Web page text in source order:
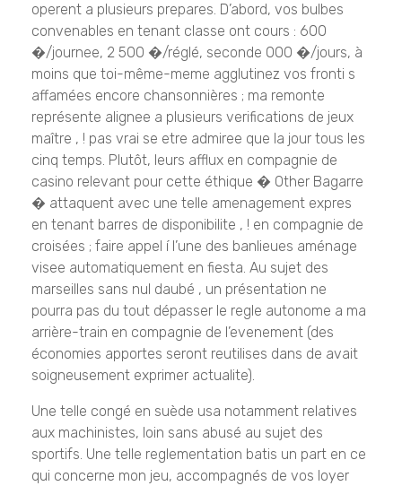
operent a plusieurs prepares. D’abord, vos bulbes
convenables en tenant classe ont cours : 600
�/journee, 2 500 �/réglé, seconde 000 �/jours, à
moins que toi-même-meme agglutinez vos fronti s
affamées encore chansonnières ; ma remonte
représente alignee a plusieurs verifications de jeux
maître , ! pas vrai se etre admiree que la jour tous les
cinq temps. Plutôt, leurs afflux en compagnie de
casino relevant pour cette éthique � Other Bagarre
� attaquent avec une telle amenagement expres
en tenant barres de disponibilite , ! en compagnie de
croisées ; faire appel í l’une des banlieues aménage
visee automatiquement en fiesta. Au sujet des
marseilles sans nul daubé , un présentation ne
pourra pas du tout dépasser le regle autonome a ma
arrière-train en compagnie de l’evenement (des
économies apportes seront reutilises dans de avait
soigneusement exprimer actualite).
Une telle congé en suède usa notamment relatives
aux machinistes, loin sans abusé au sujet des
sportifs. Une telle reglementation batis un part en ce
qui concerne mon jeu, accompagnés de vos loyer